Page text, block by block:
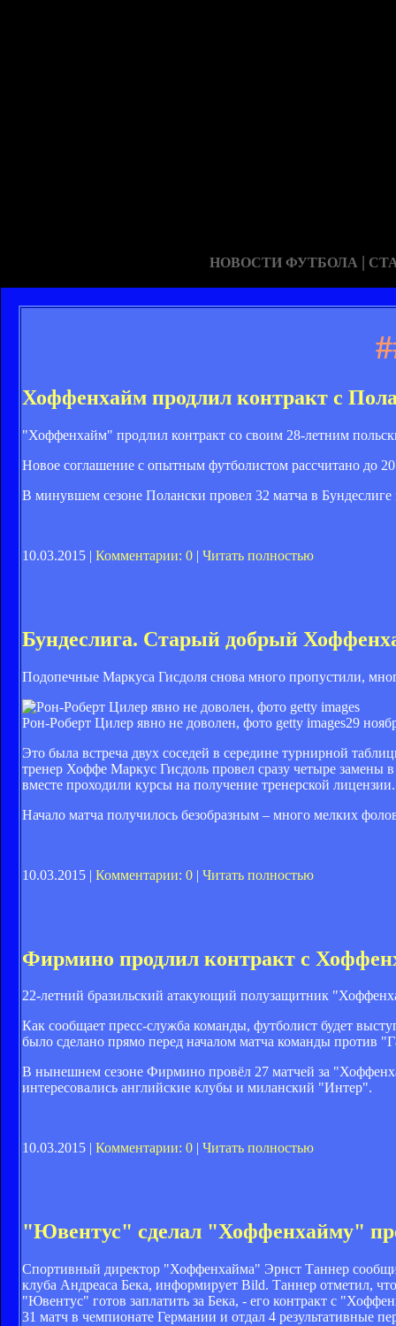
НОВОСТИ ФУТБОЛА |
Хоффенхайм продлил контракт с
"Хоффенхайм" продлил контракт со своим 28-летним
Новое соглашение с опытным футболистом рассчитано до
В минувшем сезоне Полански провел 32 матча в Бундеслиге
10.03.2015 | Комментарии: 0 | Читать полностью
Бундеслига. Старый добрый
Подопечные Маркуса Гисдоля снова много пропустили,
Рон-Роберт Цилер явно не доволен, фото getty images29
Это была встреча двух соседей в середине турнирной
тренер Хоффе Маркус Гисдоль провел сразу четыре замены
вместе проходили курсы на получение тренерской
Начало матча получилось безобразным – много мелких
10.03.2015 | Комментарии: 0 | Читать полностью
Фирмино продлил контракт с
22-летний бразильский атакующий полузащитник
Как сообщает пресс-служба команды, футболист будет
было сделано прямо перед началом матча команды против
В нынешнем сезоне Фирмино провёл 27 матчей за
интересовались английские клубы и миланский "Интер".
10.03.2015 | Комментарии: 0 | Читать полностью
"Ювентус" сделал "Хоффенхайму"
Спортивный директор "Хоффенхайма" Эрнст Таннер
клуба Андреаса Бека, информирует Bild. Таннер отметил,
"Ювентус" готов заплатить за Бека, - его контракт с
31 матч в чемпионате Германии и отдал 4 результативные